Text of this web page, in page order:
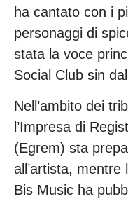
ha cantato con i
personaggi di
stata la voce
Social Club sin
Nell’ambito dei
l’Impresa di
(Egrem) sta
all’artista,
Bis Music ha